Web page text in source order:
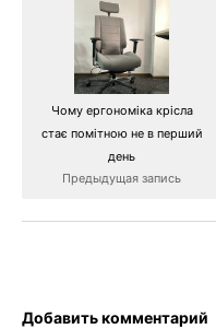
Чому ергономіка крісла
стає помітною не в перший
день
Предыдущая запись
Добавить комментарий